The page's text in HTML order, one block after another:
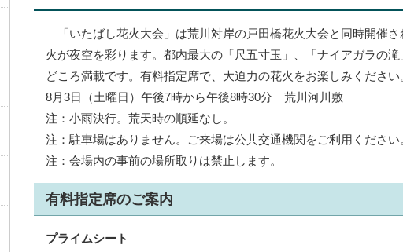
「いたばし花火大会」は荒川対岸の戸田橋花火大会と同時開催
火が夜空を彩ります。都内最大の「尺五寸玉」、「ナイアガラの
どころ満載です。有料指定席で、大迫力の花火をお楽しみください
8月3日（土曜日）午後7時から午後8時30分 荒川河川敷
注：小雨決行。荒天時の順延なし。
注：駐車場はありません。ご来場は公共交通機関をご利用ください
注：会場内の事前の場所取りは禁止します。
有料指定席のご案内
プライムシート